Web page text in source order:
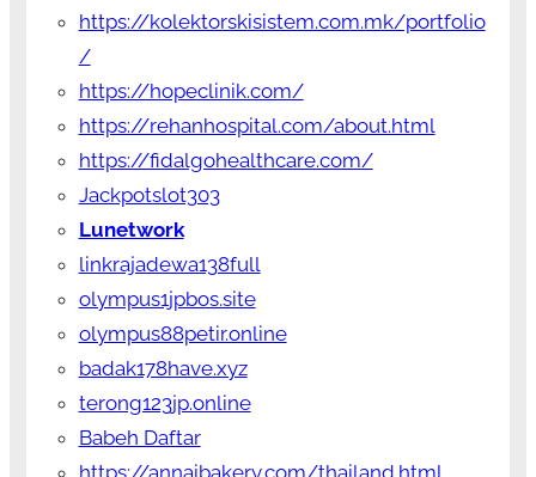
https://kolektorskisistem.com.mk/portfolio
/
https://hopeclinik.com/
https://rehanhospital.com/about.html
https://fidalgohealthcare.com/
Jackpotslot303
Lunetwork
linkrajadewa138full
olympus1jpbos.site
olympus88petir.online
badak178have.xyz
terong123jp.online
Babeh Daftar
https://annaibakery.com/thailand.html